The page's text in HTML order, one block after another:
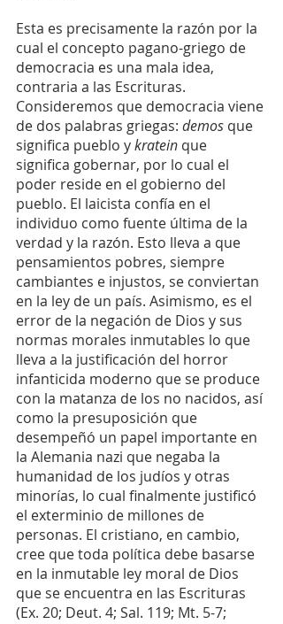
Esta es precisamente la razón por la
cual el concepto pagano-griego de
democracia es una mala idea,
contraria a las Escrituras.
Consideremos que democracia viene
de dos palabras griegas: demos que
significa pueblo y kratein que
significa gobernar, por lo cual el
poder reside en el gobierno del
pueblo. El laicista confía en el
individuo como fuente última de la
verdad y la razón. Esto lleva a que
pensamientos pobres, siempre
cambiantes e injustos, se conviertan
en la ley de un país. Asimismo, es el
error de la negación de Dios y sus
normas morales inmutables lo que
lleva a la justificación del horror
infanticida moderno que se produce
con la matanza de los no nacidos, así
como la presuposición que
desempeñó un papel importante en
la Alemania nazi que negaba la
humanidad de los judíos y otras
minorías, lo cual finalmente justificó
el exterminio de millones de
personas. El cristiano, en cambio,
cree que toda política debe basarse
en la inmutable ley moral de Dios
que se encuentra en las Escrituras
(Ex. 20; Deut. 4; Sal. 119; Mt. 5-7;